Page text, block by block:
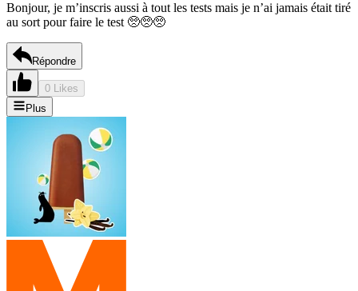
Bonjour, je m’inscris aussi à tout les tests mais je n’ai jamais était tiré
au sort pour faire le test 🥺🥺🥺
Répondre
0 Likes
Plus